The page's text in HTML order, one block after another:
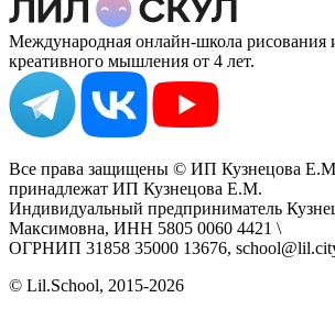
Международная онлайн-школа рисования
креативного мышления от 4 лет.
Все права защищены © ИП Кузнецова
принадлежат ИП Кузнецова Е.М.
Индивидуальный предприниматель
Максимовна, ИНН 5805 0060 4421 \
ОГРНИП 31858 35000 13676,
© Lil.School, 2015‐2026